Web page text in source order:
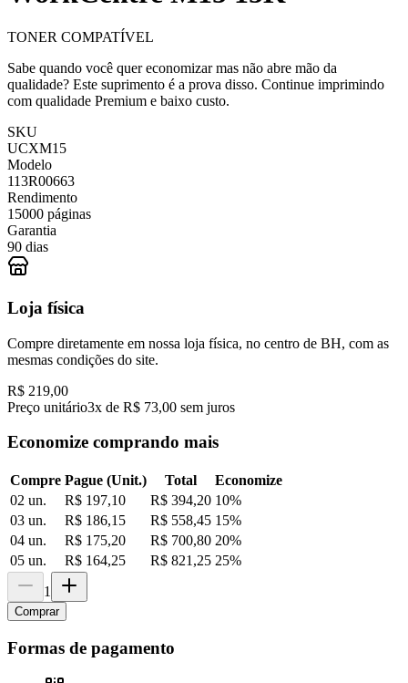
TONER COMPATÍVEL
Sabe quando você quer economizar mas não abre mão da
qualidade? Este suprimento é a prova disso. Continue imprimindo
com qualidade Premium e baixo custo.
SKU
UCXM15
Modelo
113R00663
Rendimento
15000 páginas
Garantia
90 dias
Loja física
Compre diretamente em nossa loja física, no centro de BH, com as
mesmas condições do site.
R$ 219,00
Preço unitário3x de R$ 73,00 sem juros
Economize comprando mais
Compre Pague (Unit.) Total
Economize
02 un.
R$ 197,10 R$ 394,20 10%
03 un.
R$ 186,15 R$ 558,45 15%
04 un.
R$ 175,20 R$ 700,80 20%
05 un.
R$ 164,25 R$ 821,25 25%
1
Comprar
Formas de pagamento